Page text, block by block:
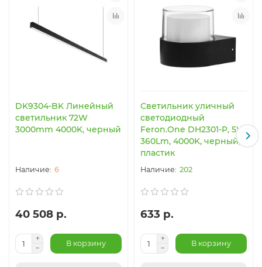
DK9304-BK Линейный
светильник 72W
3000mm 4000K, черный
6
40 508 р.
В корзину
Светильник уличный
светодиодный
Feron.One DH2301-P, 5W,
360Lm, 4000K, черный,
пластик
202
633 р.
В корзину